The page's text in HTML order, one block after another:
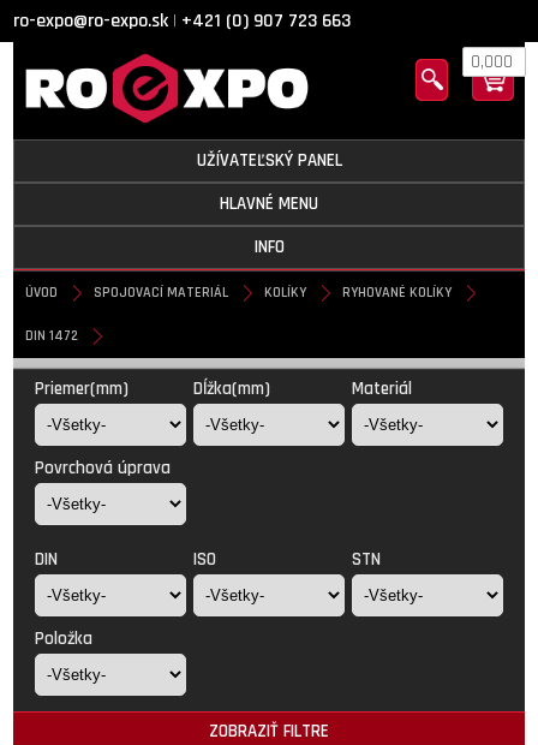
ro-expo@ro-expo.sk | +421 (0) 907 723 663
0,000
UŽÍVATEĽSKÝ PANEL
HLAVNÉ MENU
INFO
ÚVOD SPOJOVACÍ MATERIÁL KOLÍKY RYHOVANÉ KOLÍKY
DIN 1472
DIN 1472
Priemer(mm) Dĺžka(mm) Materiál
Povrchová úprava
DIN ISO STN
Položka
ZOBRAZIŤ FILTRE